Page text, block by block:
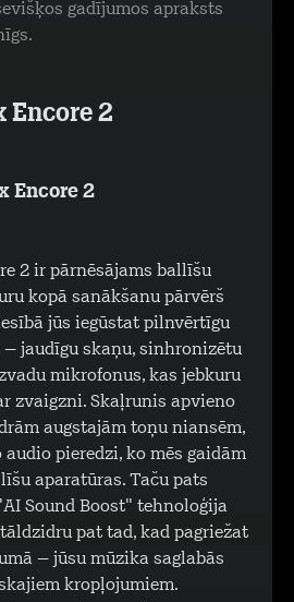
gadījumos apraksts
Encore 2
Encore 2
2 ir pārnēsājams ballīšu
kopā sanākšanu pārvērš
jūs iegūstat pilnvērtīgu
jaudīgu skaņu, sinhronizētu
mikrofonus, kas jebkuru
zvaigzni. Skaļrunis apvieno
augstajām toņu niansēm,
pieredzi, ko mēs gaidām
aparatūras. Taču pats
Sound Boost" tehnoloģija
pat tad, kad pagriežat
– jūsu mūzika saglabās
kropļojumiem.